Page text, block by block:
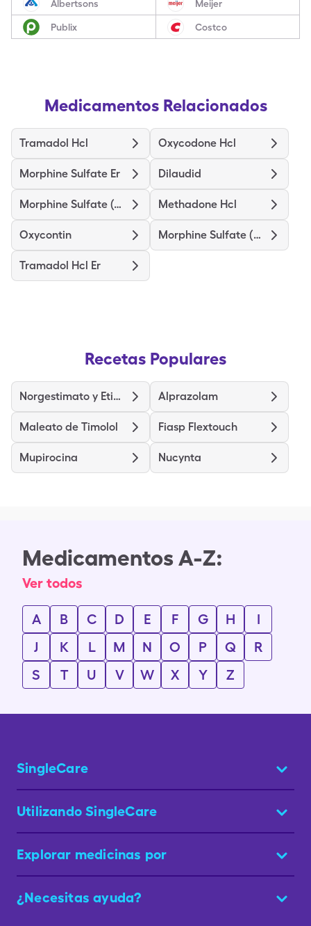
Albertsons Meijer
Publix Costco
Medicamentos Relacionados
Tramadol Hcl Oxycodone Hcl
Morphine Sulfate Er Dilaudid
Morphine Sulfate (Concentrate) Methadone Hcl
Oxycontin Morphine Sulfate (Pf)
Tramadol Hcl Er
Recetas Populares
Norgestimato y Etinilestradiol Alprazolam
Maleato de Timolol Fiasp Flextouch
Mupirocina Nucynta
Medicamentos A-Z:
Ver todos
A B C D E F G H
I
J
K L M N O P Q
R
S
T U V W X Y Z
SingleCare
Utilizando SingleCare
Explorar medicinas por
¿Necesitas ayuda?